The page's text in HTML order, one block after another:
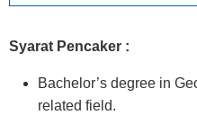
Syarat Pencaker :
Bachelor’s degree in
related field.